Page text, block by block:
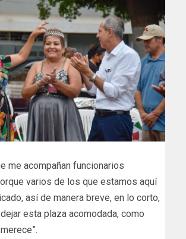
me acompañan funcionarios
varios de los que estamos aquí
así de manera breve, en lo corto,
esta plaza acomodada, como